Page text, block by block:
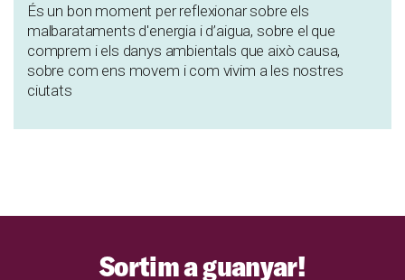
És un bon moment per reflexionar sobre els
malbarataments d'energia i d’aigua, sobre el que
comprem i els danys ambientals que això causa,
sobre com ens movem i com vivim a les nostres
ciutats
Sortim a guanyar!